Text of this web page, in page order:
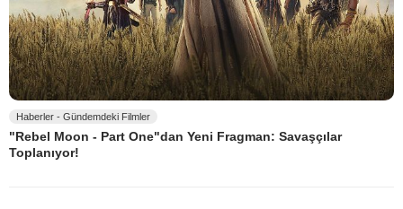
Haberler - Gündemdeki Filmler
"Rebel Moon - Part One"dan Yeni Fragman: Savaşçılar
Toplanıyor!